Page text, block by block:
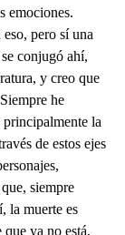
emociones.
pero sí una
conjugó ahí,
y creo que
he
principalmente la
de estos ejes
siempre
la muerte es
ya no está,